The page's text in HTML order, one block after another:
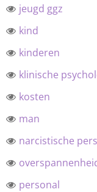
jeugd ggz
kind
kinderen
klinische
kosten
man
narcistische
personal